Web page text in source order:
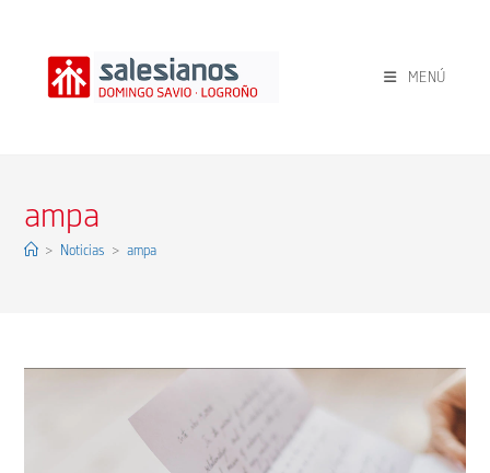
contenido
MENÚ
ampa
> Noticias > ampa